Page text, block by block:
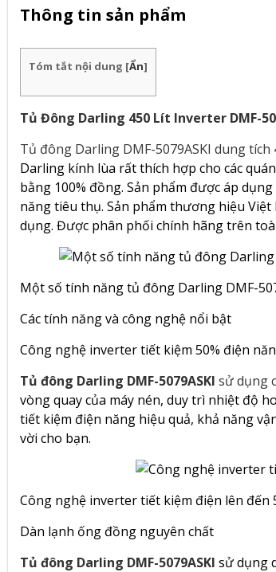
Thông tin sản phẩm
Tóm tắt nội dung [Ẩn]
Tủ Đông Darling 450 Lít Inverter DMF-
Tủ đông Darling DMF-5079ASKI dung
Darling kính lùa rất thích hợp cho các
bằng 100% đồng. Sản phẩm được áp
năng tiêu thụ. Sản phẩm thương hiệu
dụng. Được phân phối chính hãng trên
Một số tính năng tủ đông Darling DMF-
Các tính năng và công nghệ nổi bật
Công nghệ inverter tiết kiệm 50% điện
Tủ đông Darling DMF-5079ASKI sử dụng
vòng quay của máy nén, duy trì nhiệt độ
tiết kiệm điện năng hiệu quả, khả năng
vời cho bạn.
Công nghệ inverter tiết kiệm điện lên đến
Dàn lạnh ống đồng nguyên chất
Tủ đông Darling DMF-5079ASKI sử dụng